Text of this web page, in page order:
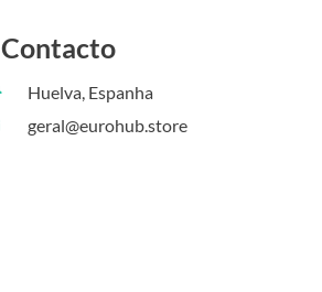
Contacto
Huelva, Espanha
geral@eurohub.store